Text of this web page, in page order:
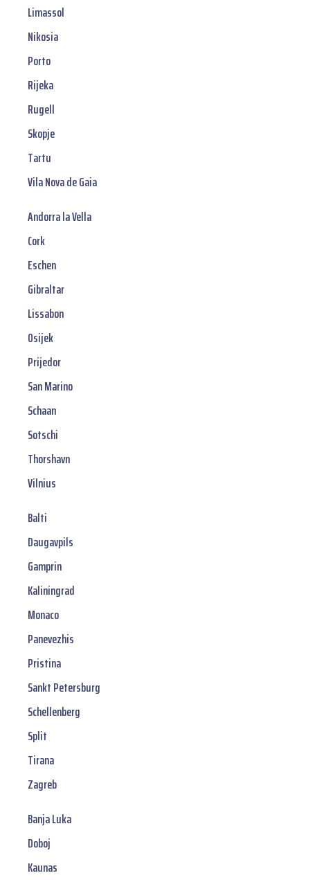
Limassol
Nikosia
Porto
Rijeka
Rugell
Skopje
Tartu
Vila Nova de Gaia
Andorra la Vella
Cork
Eschen
Gibraltar
Lissabon
Osijek
Prijedor
San Marino
Schaan
Sotschi
Thorshavn
Vilnius
Balti
Daugavpils
Gamprin
Kaliningrad
Monaco
Panevezhis
Pristina
Sankt Petersburg
Schellenberg
Split
Tirana
Zagreb
Banja Luka
Doboj
Kaunas